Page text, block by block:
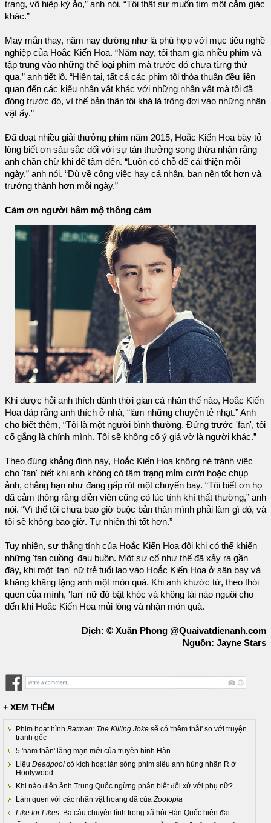
trang, võ hiệp kỳ ảo,” anh nói. “Tôi thật sự muốn tìm một cảm giác
khác.”
May mắn thay, năm nay dường như là phù hợp với mục tiêu nghề
nghiệp của Hoắc Kiến Hoa. “Năm nay, tôi tham gia nhiều phim và
tập trung vào những thể loại phim mà trước đó chưa từng thử
qua,” anh tiết lộ. “Hiện tại, tất cả các phim tôi thỏa thuận đều liên
quan đến các kiểu nhân vật khác với những nhân vật mà tôi đã
đóng trước đó, vì thế bản thân tôi khá là trông đợi vào những nhân
vật ấy.”
Đã đoạt nhiều giải thưởng phim năm 2015, Hoắc Kiến Hoa bày tỏ
lòng biết ơn sâu sắc đối với sự tán thưởng song thừa nhận rằng
anh chần chừ khi để tâm đến. “Luôn có chỗ để cải thiện mỗi
ngày,” anh nói. “Dù về công việc hay cá nhân, bạn nên tốt hơn và
trưởng thành hơn mỗi ngày.”
Cảm ơn người hâm mộ thông cảm
Khi được hỏi anh thích dành thời gian cá nhân thế nào, Hoắc Kiến
Hoa đáp rằng anh thích ở nhà, “làm những chuyện tẻ nhạt.” Anh
cho biết thêm, “Tôi là một người bình thường. Đứng trước 'fan', tôi
cố gắng là chính mình. Tôi sẽ không cố ý giả vờ là người khác.”
Theo đúng khẳng định này, Hoắc Kiến Hoa không né tránh việc
cho 'fan' biết khi anh không có tâm trạng mỉm cười hoặc chụp
ảnh, chẳng hạn như đang gấp rút một chuyến bay. “Tôi biết ơn họ
đã cảm thông rằng diễn viên cũng có lúc tính khí thất thường,” anh
nói. “Vì thế tôi chưa bao giờ buộc bản thân mình phải làm gì đó, và
tôi sẽ không bao giờ. Tự nhiên thì tốt hơn.”
Tuy nhiên, sự thẳng tính của Hoắc Kiến Hoa đôi khi có thể khiến
những 'fan cuồng' đau buồn. Một sự cố như thế đã xảy ra gần
đây, khi một 'fan' nữ trẻ tuổi lao vào Hoắc Kiến Hoa ở sân bay và
khăng khăng tặng anh một món quà. Khi anh khước từ, theo thói
quen của mình, 'fan' nữ đó bật khóc và không tài nào nguôi cho
đến khi Hoắc Kiến Hoa mủi lòng và nhận món quà.
Dịch: © Xuân Phong @Quaivatdienanh.com
Nguồn: Jayne Stars
+ XEM THÊM
Phim hoạt hình Batman: The Killing Joke sẽ có 'thêm thắt' so với truyện
tranh gốc
5 'nam thần' lãng mạn mới của truyền hình Hàn
Liệu Deadpool có kích hoạt làn sóng phim siêu anh hùng nhãn R ở
Hoolywood
Khi nào điện ảnh Trung Quốc ngừng phân biệt đối xử với phụ nữ?
Làm quen với các nhân vật hoang dã của Zootopia
Like for Likes: Ba câu chuyện tình trong xã hội Hàn Quốc hiện đại